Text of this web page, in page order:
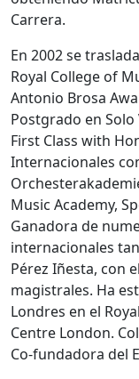
Carrera.
En 2002 se
Royal College of
Antonio Brosa
Postgrado en
First Class with
Internacionales
Music Academy,
Ganadora de
internacionales
Pérez Iñesta, con
magistrales. Ha
Londres en el
Centre London.
Co-fundadora del